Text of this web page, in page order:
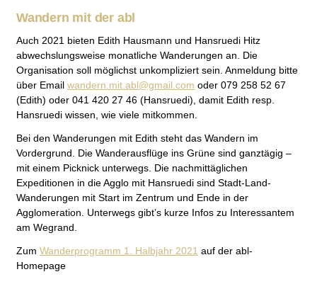
Wandern mit der abl
Auch 2021 bieten Edith Hausmann und Hansruedi Hitz
abwechslungsweise monatliche Wanderungen an. Die
Organisation soll möglichst unkompliziert sein. Anmeldung bitte
über Email wandern.mit.abl@gmail.com oder 079 258 52 67
(Edith) oder 041 420 27 46 (Hansruedi), damit Edith resp.
Hansruedi wissen, wie viele mitkommen.
Bei den Wanderungen mit Edith steht das Wandern im
Vordergrund. Die Wanderausflüge ins Grüne sind ganztägig –
mit einem Picknick unterwegs. Die nachmittäglichen
Expeditionen in die Agglo mit Hansruedi sind Stadt-Land-
Wanderungen mit Start im Zentrum und Ende in der
Agglomeration. Unterwegs gibt’s kurze Infos zu Interessantem
am Wegrand.
Zum Wanderprogramm 1. Halbjahr 2021 auf der abl-
Homepage